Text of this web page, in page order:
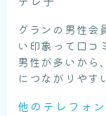
グランの男性会
い印象って口コ
男性が多いから
につながりやす
他のテレフォ